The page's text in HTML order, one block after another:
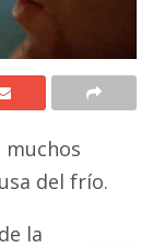
muchos
del frío.
la